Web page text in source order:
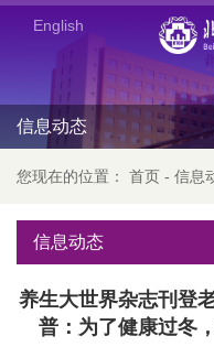
English
信息动态
您现在的位置： 首页 - 信息
信息动态
养生大世界杂志刊登
普：为了健康过冬